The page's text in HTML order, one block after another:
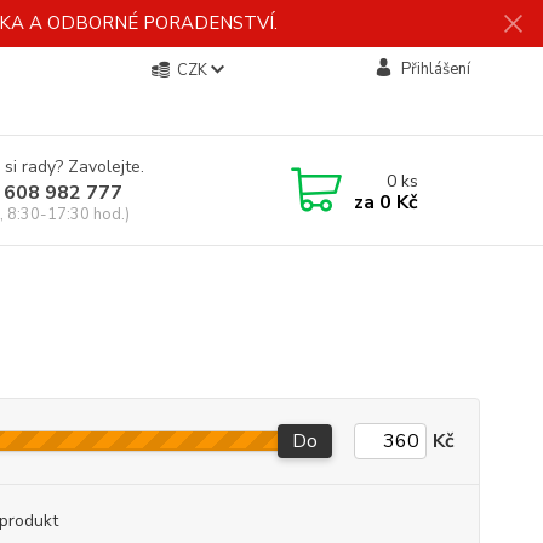
A ODBORNÉ PORADENSTVÍ.
CZK Přihlášení
rady? Zavolejte.
982 777
8:30-17:30 hod.)
0ks
za 0 Kč
Do Kč